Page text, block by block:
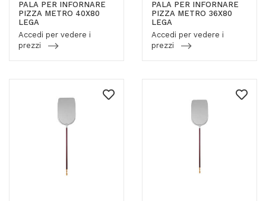
PALA PER INFORNARE
PIZZA METRO 40X80
LEGA
Accedi per vedere i
prezzi
PALA PER INFORNARE
PIZZA METRO 36X80
LEGA
Accedi per vedere i
prezzi